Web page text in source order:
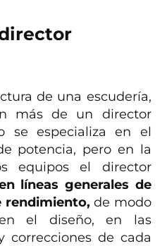
de una escudería,
más de un director
se especializa en el
potencia, pero en la
equipos el director
líneas generales de
rendimiento,de modo
el diseño, en las
correcciones de cada